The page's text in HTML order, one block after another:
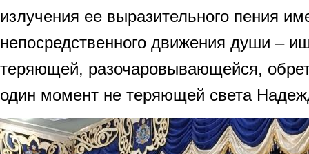
излучения ее выразительного пения
непосредственного движения души –
теряющей, разочаровывающейся,
один момент не теряющей света